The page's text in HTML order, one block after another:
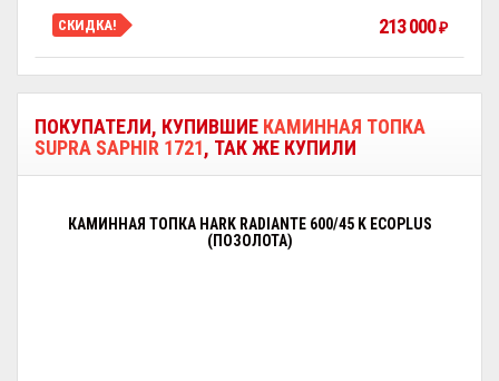
СКИДКА! 213 000₽
ПОКУПАТЕЛИ, КУПИВШИЕ КАМИННАЯ ТОПКА
SUPRA SAPHIR 1721, ТАК ЖЕ КУПИЛИ
КАМИННАЯ ТОПКА HARK RADIANTE 600/45 K ECOPLUS
(ПОЗОЛОТА)